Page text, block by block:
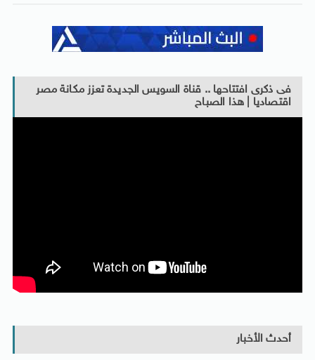
فى ذكرى افتتاحها .. قناة السويس الجديدة تعزز مكانة مصر
اقتصاديا | هذا الصباح
أحدث الأخبار